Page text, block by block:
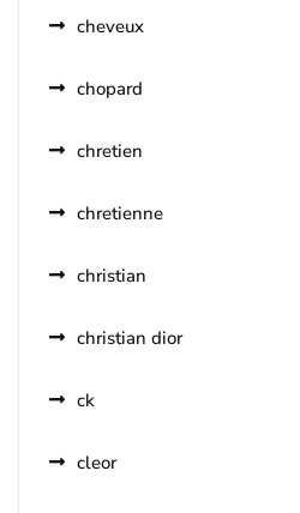
cheveux
chopard
chretien
chretienne
christian
christian dior
ck
cleor